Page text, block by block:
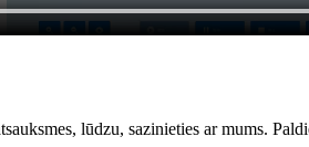
lūdzu, sazinieties ar mums.